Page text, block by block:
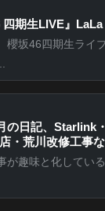
四期生LIVE』
櫻坂46四期生ライ
の日記、Starlink
・荒川改修工事
が趣味と化してい